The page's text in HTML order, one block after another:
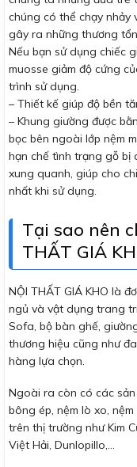
chúng có thể chạy nhảy
gây ra những thương
Nếu bạn sử dụng chiếc
muosse giảm độ cứng
trình sử dụng.
– Thiết kế giúp độ bền
– Khung giường được
bọc bên ngoài lớp nệm
hạn chế tình trạng gỗ bị
xung quanh, giúp cho
nhất khi sử dụng.
Tại sao nên
THẤT GIÁ
NỘI THẤT GIÁ KHO là
ngủ và vật dụng trang
Sofa, bộ bàn ghế,
thương hiệu cũng như
hàng lựa chọn.
Ngoài ra còn có các sản
bông ép, nệm lò xo,
trên thị trường như Kim
Việt Hải, Dunlopillo,…